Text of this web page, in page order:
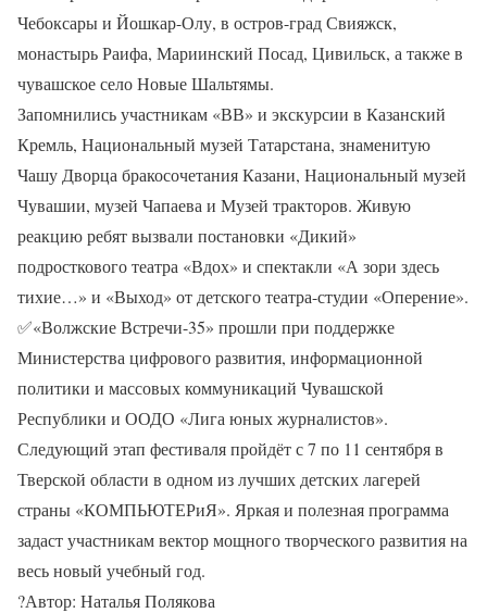
Чебоксары и Йошкар-Олу, в остров-град Свияжск,
монастырь Раифа, Мариинский Посад, Цивильск, а также в
чувашское село Новые Шальтямы.
Запомнились участникам «ВВ» и экскурсии в Казанский
Кремль, Национальный музей Татарстана, знаменитую
Чашу Дворца бракосочетания Казани, Национальный музей
Чувашии, музей Чапаева и Музей тракторов. Живую
реакцию ребят вызвали постановки «Дикий»
подросткового театра «Вдох» и спектакли «А зори здесь
тихие…» и «Выход» от детского театра-студии «Оперение».
✅«Волжские Встречи-35» прошли при поддержке
Министерства цифрового развития, информационной
политики и массовых коммуникаций Чувашской
Республики и ООДО «Лига юных журналистов».
Следующий этап фестиваля пройдёт с 7 по 11 сентября в
Тверской области в одном из лучших детских лагерей
страны «КОМПЬЮТЕРиЯ». Яркая и полезная программа
задаст участникам вектор мощного творческого развития на
весь новый учебный год.
?Автор: Наталья Полякова